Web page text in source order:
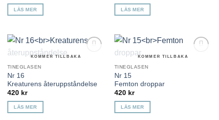
LÄS MER LÄS MER
Lägg till i
KOMMER TILLBAKA
TINEGLASEN
Nr 16
Kreaturens återuppståndelse
420 kr
LÄS MER
Lägg till i
KOMMER TILLBAKA
TINEGLASEN
Nr 15
Femton droppar
420 kr
LÄS MER